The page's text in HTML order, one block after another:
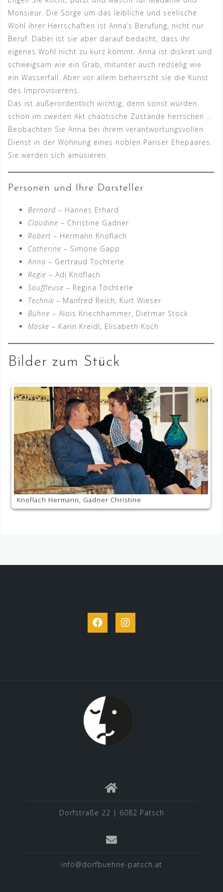
Monsieur. Die Sorge um das leibliche und seelische
Wohl ihrer Herrschaften ist Anna‘s Berufung, nicht nur
Beruf. Dabei ist sie aber darauf bedacht, dass ihr
eigenes Wohl nicht zu kurz kommt. Anna ist diskret und
schweigsam wie ein Grab, mitunter auch redselig wie
ein Wasserfall. Aber vor allem beherrscht sie die Kunst
des Improvisierens.
Das ist außerordentlich wichtig, denn sonst würden
schon im zweiten Akt chaotische Zustände herrschen …
Beobachten Sie Anna bei ihrem verantwortungsvollen
Dienst in der Wohnung eines noblen Pariser Ehepaares.
Sie werden sich amüsieren.
Personen und Ihre Darsteller
Bernard – Hannes Erhard
Claudine – Christine Gadner
Robert – Hermann Knoflach
Catherine – Simone Gapp
Anna – Gertraud Töchterle
Regie – Adi Knoflach
Souffleuse – Regina Töchterle
Technik – Manfred Reich, Kurt Wieser
Bühne – Alois Kriechhammer, Dietmar Stock
Maske – Karin Kreidl, Elisabeth Koch
Bilder zum Stück
Knoflach Hermann, Gadner Christine
FacebookInstagram
Dorfstraße 22 | 6082 Patsch
info@dorfbuehne-patsch.at